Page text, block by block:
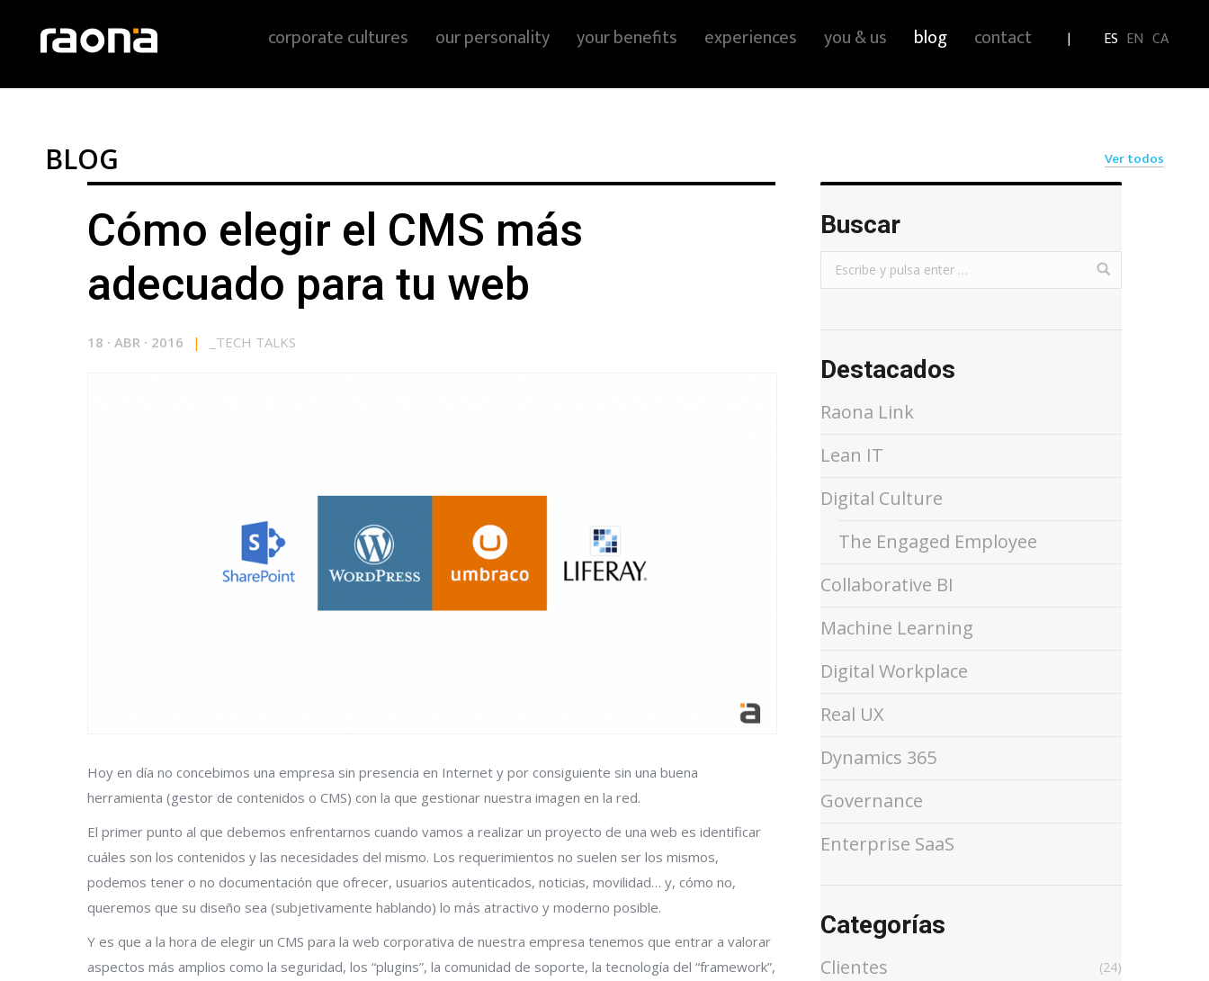
ES EN CA
corporate cultures our personality your benefits experiences you & us blog contact
BLOG Ver todos
Cómo elegir el CMS más
adecuado para tu web
18 · ABR · 2016 | TECH TALKS
Hoy en día no concebimos una empresa sin presencia en Internet y por consiguiente sin una buena
herramienta (gestor de contenidos o CMS) con la que gestionar nuestra imagen en la red.
El primer punto al que debemos enfrentarnos cuando vamos a realizar un proyecto de una web es identificar
cuáles son los contenidos y las necesidades del mismo. Los requerimientos no suelen ser los mismos,
podemos tener o no documentación que ofrecer, usuarios autenticados, noticias, movilidad… y, cómo no,
queremos que su diseño sea (subjetivamente hablando) lo más atractivo y moderno posible.
Y es que a la hora de elegir un CMS para la web corporativa de nuestra empresa tenemos que entrar a valorar
aspectos más amplios como la seguridad, los “plugins”, la comunidad de soporte, la tecnología del “framework”,
Buscar
Destacados
Raona Link
Lean IT
Digital Culture
The Engaged Employee
Collaborative BI
Machine Learning
Digital Workplace
Real UX
Dynamics 365
Governance
Enterprise SaaS
Categorías
Clientes (24)